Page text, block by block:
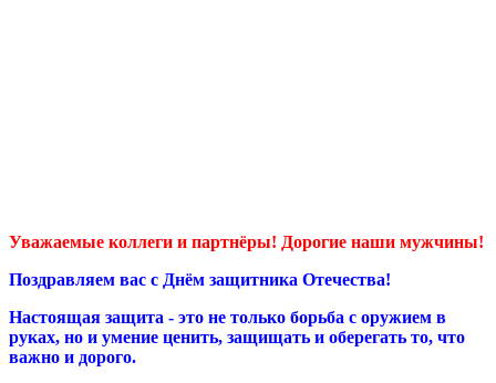
Уважаемые коллеги и партнёры! Дорогие наши мужчины!
Поздравляем вас с Днём защитника Отечества!
Настоящая защита - это не только борьба с оружием в
руках, но и умение ценить, защищать и оберегать то, что
важно и дорого.